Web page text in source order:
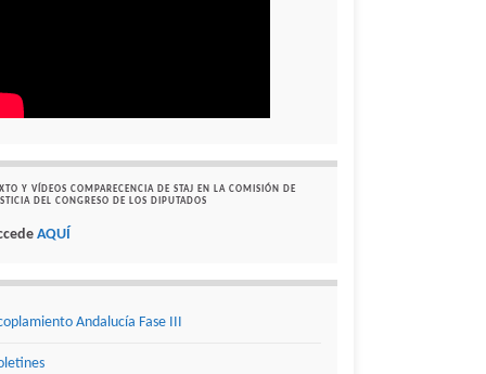
Y VÍDEOS COMPARECENCIA DE STAJ EN LA COMISIÓN DE
DEL CONGRESO DE LOS DIPUTADOS
AQUÍ
Andalucía Fase III